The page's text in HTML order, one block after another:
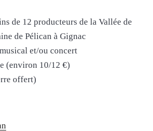
de 12 producteurs de la Vallée de
de Pélican à Gignac
et/ou concert
(environ 10/12 €)
offert)